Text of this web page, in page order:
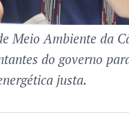
Meio Ambiente da
do governo
justa.